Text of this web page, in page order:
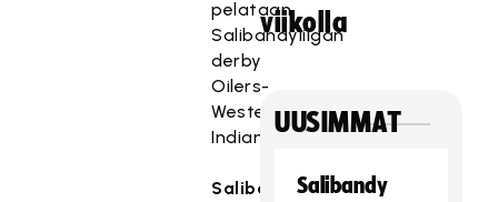
pelataan
Salibandyliigan
derby
Oilers-
Westend
Indians.
Salibandymiesten
viikolla
UUSIMMAT
Salibandy